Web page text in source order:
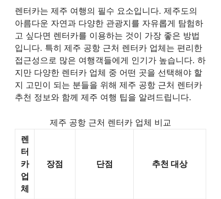
렌터카는 제주 여행의 필수 요소입니다. 제주도의
아름다운 자연과 다양한 관광지를 자유롭게 탐험하
고 싶다면 렌터카를 이용하는 것이 가장 좋은 방법
입니다. 특히 제주 공항 근처 렌터카 업체는 편리한
접근성으로 많은 여행객들에게 인기가 높습니다. 하
지만 다양한 렌터카 업체 중 어떤 곳을 선택해야 할
지 고민이 되는 분들을 위해 제주 공항 근처 렌터카
추천 정보와 함께 제주 여행 팁을 알려드립니다.
제주 공항 근처 렌터카 업체 비교
렌
터
카
업
체
장점 단점 추천 대상